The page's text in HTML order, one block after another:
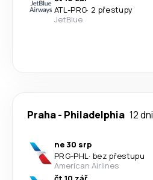
ATL-PRG· 2 přestupy
JetBlue
Praha- Philadelphia 12 dni
ne 30 srp
PRG-PHL· bez přestupu
American Airlines